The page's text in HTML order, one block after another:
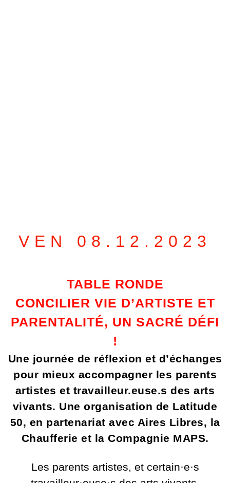
VEN 08.12.2023
TABLE RONDE
CONCILIER VIE D’ARTISTE ET
PARENTALITÉ, UN SACRÉ DÉFI
!
Une journée de réflexion et d’échanges
pour mieux accompagner les parents
artistes et travailleur.euse.s des arts
vivants. Une organisation de Latitude
50, en partenariat avec Aires Libres, la
Chaufferie et la Compagnie MAPS.
Les parents artistes, et certain·e·s